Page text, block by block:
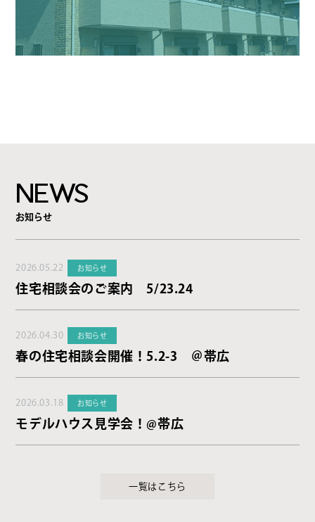
NEWS
お知らせ
2026.05.22 お知らせ
住宅相談会のご案内 5/23.24
2026.04.30 お知らせ
春の住宅相談会開催！5.2-3 ＠帯広
2026.03.18 お知らせ
モデルハウス見学会！@帯広
一覧はこちら